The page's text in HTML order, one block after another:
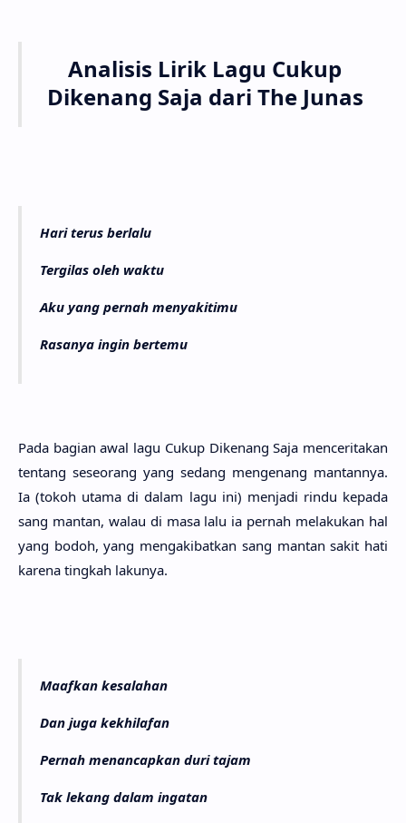
Anali­sis Lirik Lagu Cukup
Dike­nang Saja dari The Junas
Hari terus berlalu
Tergilas oleh waktu
Aku yang pernah menyakitimu
Rasanya ingin bertemu
Pada bagi­an awal lagu Cukup Dike­nang Saja mencerita­kan
ten­tang seseo­rang yang sedang menge­nang mantan­nya.
Ia (tokoh utama di dalam lagu ini) menja­di rindu kepa­da
sang man­tan, walau di masa lalu ia per­nah melaku­kan hal
yang bodoh, yang mengakibat­kan sang man­tan sakit hati
kare­na ting­kah laku­nya.
Maafkan kesalahan
Dan juga kekhilafan
Pernah menancapkan duri tajam
Tak lekang dalam ingatan